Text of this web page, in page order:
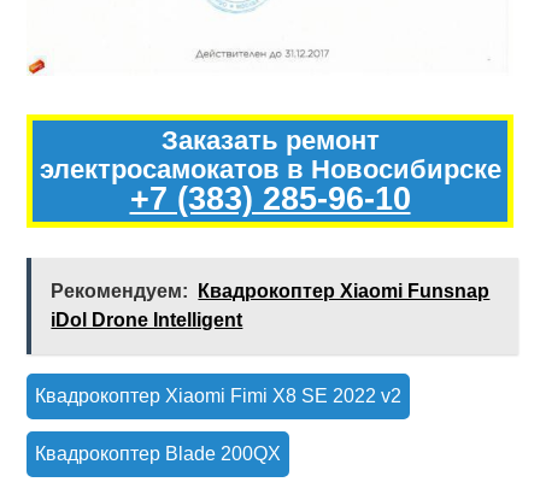
Заказать ремонт
электросамокатов в Новосибирске
+7 (383) 285-96-10
Рекомендуем:
Квадрокоптер Xiaomi Funsnap
iDol Drone Intelligent
Квадрокоптер Xiaomi Fimi X8 SE 2022 v2
Квадрокоптер Blade 200QX